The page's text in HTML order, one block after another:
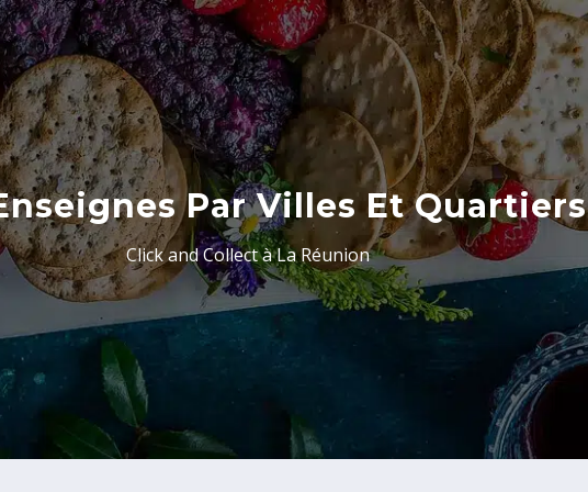
Par Villes Et Quartiers
Click and Collect à La Réunion